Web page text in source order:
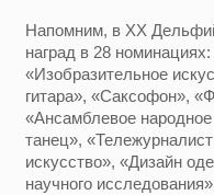
Напомним, в ХХ
наград в 28
«Изобразительное
гитара», «Саксофон»,
«Ансамблевое
танец»,
искусство», «Дизайн
научного